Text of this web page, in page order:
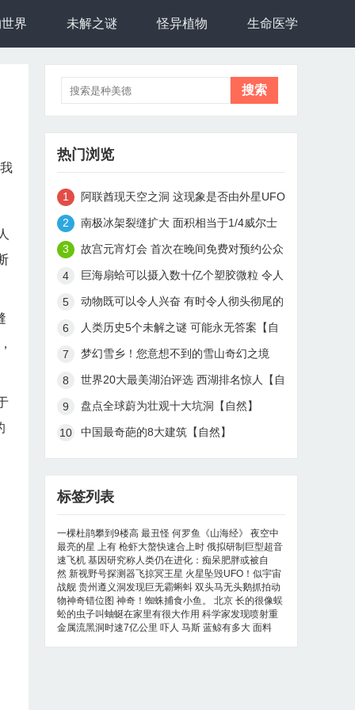
界 未解之谜 怪异植物 生命医学
热门浏览
阿联酋现天空之洞 这现象是否由外星UFO
引起【自然】
南极冰架裂缝扩大 面积相当于1/4威尔士
面积【自然】
故宫元宵灯会 首次在晚间免费对预约公众
开放【自然】
巨海扇蛤可以摄入数十亿个塑胶微粒 令人
惊叹【自然】
动物既可以令人兴奋 有时令人彻头彻尾的
可怕【自然】
人类历史5个未解之谜 可能永无答案【自
然】
梦幻雪乡！您意想不到的雪山奇幻之境
【自然】
世界20大最美湖泊评选 西湖排名惊人【自
然】
盘点全球蔚为壮观十大坑洞【自然】
中国最奇葩的8大建筑【自然】
标签列表
一棵杜鹃攀到9楼高 最丑怪 何罗鱼《山海经》
夜空中
最亮的星 上有 枪虾大螯快速合上时 俄拟研制巨型超音
速飞机 基因研究称人类仍在进化：痴呆肥胖或被自
然 新视野号探测器飞掠冥王星 火星坠毁UFO！似宇宙
战舰 贵州遵义洞发现巨无霸蝌蚪 双头马无头鹅抓拍动
物神奇错位图 神奇！蜘蛛捕食小鱼。 北京 长的很像蜈
蚣的虫子叫蚰蜒在家里有很大作用 科学家发现喷射重
金属流黑洞时速7亿公里 吓人 马斯 蓝鲸有多大 面料